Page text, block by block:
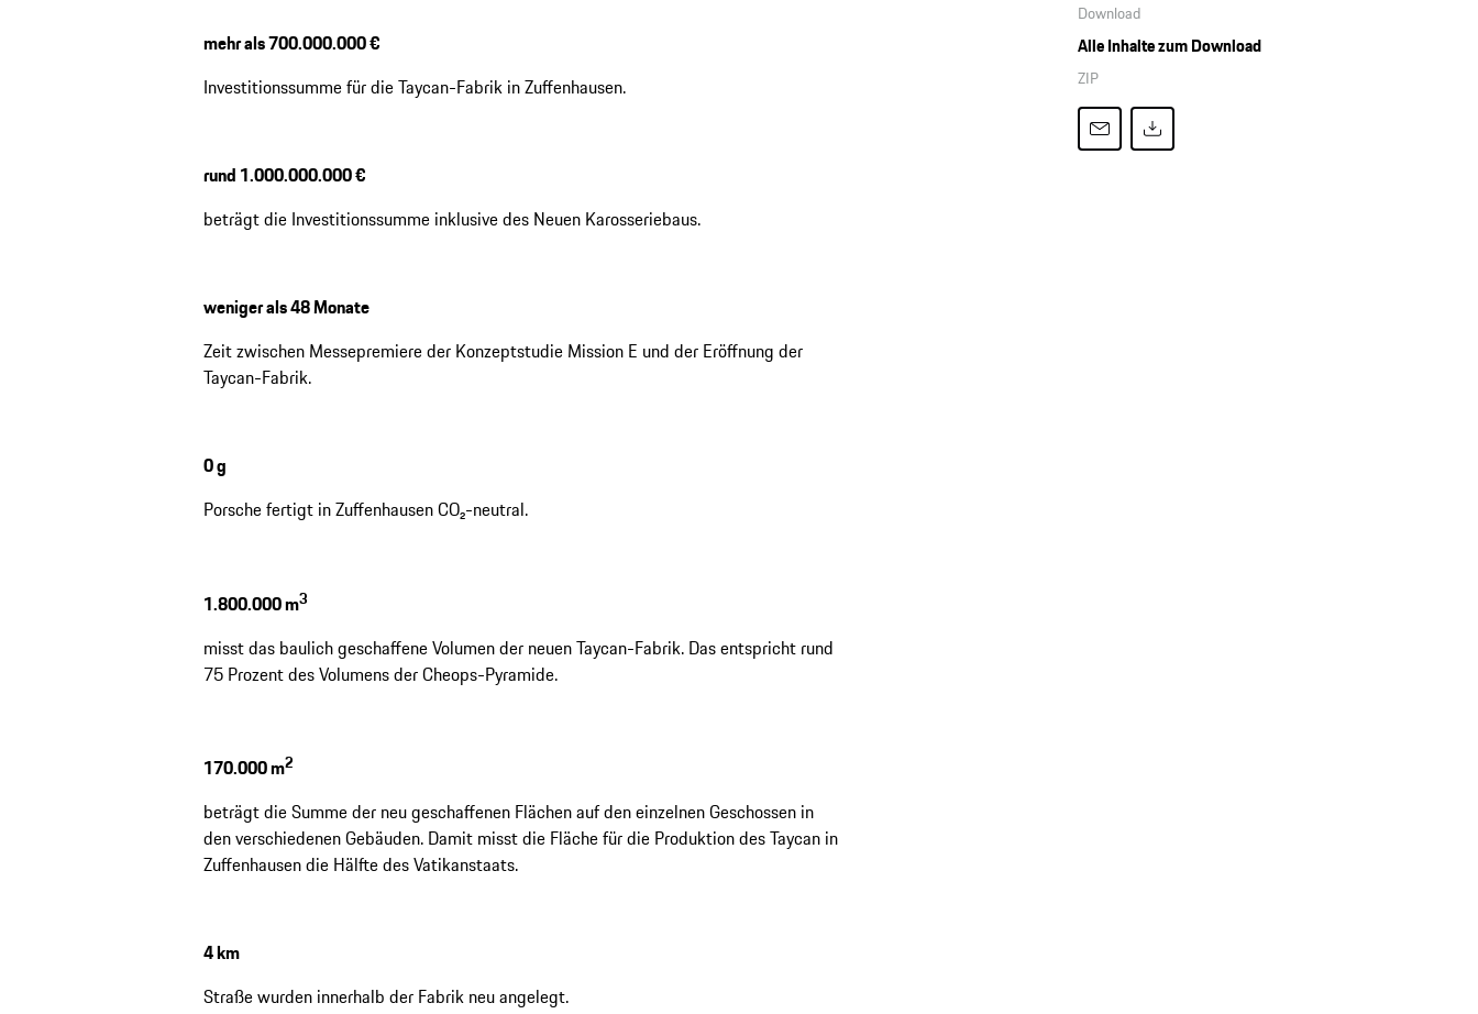
mehr als 700.000.000 €
Investitionssumme für die Taycan-Fabrik in Zuffenhausen.
rund 1.000.000.000 €
beträgt die Investitionssumme inklusive des Neuen Karosseriebaus.
weniger als 48 Monate
Zeit zwischen Messepremiere der Konzeptstudie Mission E und der Eröffnung der
Taycan-Fabrik.
0 g
Porsche fertigt in Zuffenhausen CO₂-neutral.
1.800.000 m3
misst das baulich geschaffene Volumen der neuen Taycan-Fabrik. Das entspricht rund
75 Prozent des Volumens der Cheops-Pyramide.
170.000 m2
beträgt die Summe der neu geschaffenen Flächen auf den einzelnen Geschossen in
den verschiedenen Gebäuden. Damit misst die Fläche für die Produktion des Taycan in
Zuffenhausen die Hälfte des Vatikanstaats.
4 km
Straße wurden innerhalb der Fabrik neu angelegt.
Download
Alle Inhalte zum Download
ZIP